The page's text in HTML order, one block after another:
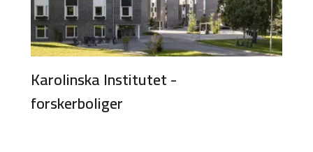
Karolinska Institutet -
forskerboliger